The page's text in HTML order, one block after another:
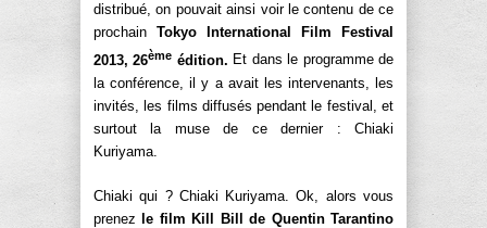
distribué, on pouvait ainsi voir le contenu de ce
prochain Tokyo International Film Festival
2013, 26ème édition. Et dans le programme de
la conférence, il y a avait les intervenants, les
invités, les films diffusés pendant le festival, et
surtout la muse de ce dernier : Chiaki
Kuriyama.
Chiaki qui ? Chiaki Kuriyama. Ok, alors vous
prenez le film Kill Bill de Quentin Tarantino